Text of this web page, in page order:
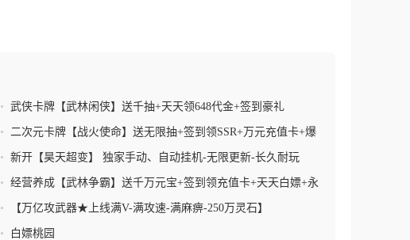
• 武侠卡牌【武林闲侠】送千抽+天天领648代金+签到豪礼
• 二次元卡牌【战火使命】送无限抽+签到领SSR+万元充值卡+爆
真充卡
• 新开【昊天超变】 独家手动、自动挂机-无限更新-长久耐玩
• 经营养成【武林争霸】送千万元宝+签到领充值卡+天天白嫖+永
久0.1折
• 【万亿攻武器★上线满V-满攻速-满麻痹-250万灵石】
• 白嫖桃园